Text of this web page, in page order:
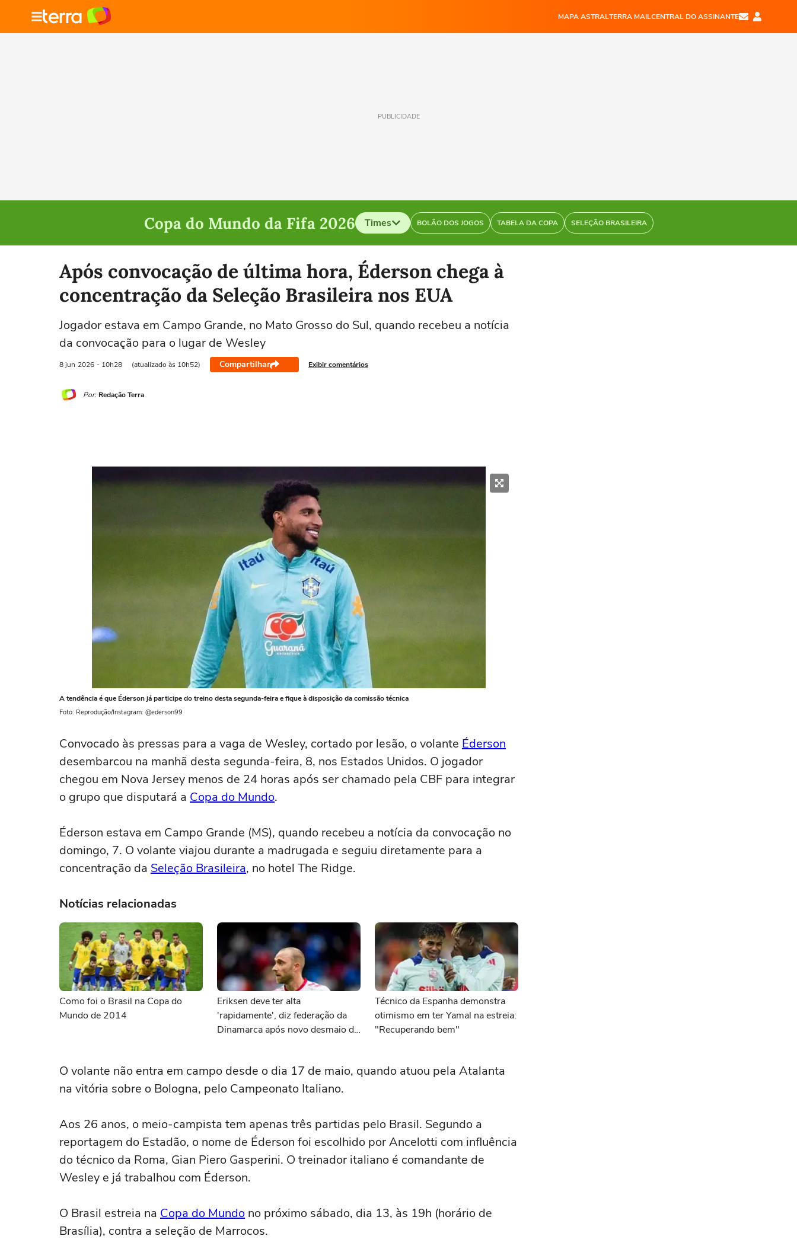
MAPA ASTRALTERRA MAILCENTRAL DO ASSINANTE
PUBLICIDADE
Copa do Mundo da Fifa 2026 Times BOLÃO DOS JOGOS TABELA DA COPA SELEÇÃO BRASILEIRA
Selecione o time para ver as notícias
Após convocação de última hora, Éderson chega à
concentração da Seleção Brasileira nos EUA
Jogador estava em Campo Grande, no Mato Grosso do Sul, quando recebeu a notícia
da convocação para o lugar de Wesley
8 jun 2026 - 10h28 (atualizado às 10h52) Compartilhar Exibir comentários
Por: Redação Terra
A tendência é que Éderson já participe do treino desta segunda-feira e fique à disposição da comissão técnica
Foto: Reprodução/Instagram: @ederson99
Convocado às pressas para a vaga de Wesley, cortado por lesão, o volante Éderson
desembarcou na manhã desta segunda-feira, 8, nos Estados Unidos. O jogador
chegou em Nova Jersey menos de 24 horas após ser chamado pela CBF para integrar
o grupo que disputará a Copa do Mundo.
Éderson estava em Campo Grande (MS), quando recebeu a notícia da convocação no
domingo, 7. O volante viajou durante a madrugada e seguiu diretamente para a
concentração da Seleção Brasileira, no hotel The Ridge.
Notícias relacionadas
Como foi o Brasil na Copa do
Mundo de 2014
Eriksen deve ter alta
'rapidamente', diz federação da
Dinamarca após novo desmaio do
Técnico da Espanha demonstra
otimismo em ter Yamal na estreia:
"Recuperando bem"
O volante não entra em campo desde o dia 17 de maio, quando atuou pela Atalanta
na vitória sobre o Bologna, pelo Campeonato Italiano.
Aos 26 anos, o meio-campista tem apenas três partidas pelo Brasil. Segundo a
reportagem do Estadão, o nome de Éderson foi escolhido por Ancelotti com influência
do técnico da Roma, Gian Piero Gasperini. O treinador italiano é comandante de
Wesley e já trabalhou com Éderson.
O Brasil estreia na Copa do Mundo no próximo sábado, dia 13, às 19h (horário de
Brasília), contra a seleção de Marrocos.